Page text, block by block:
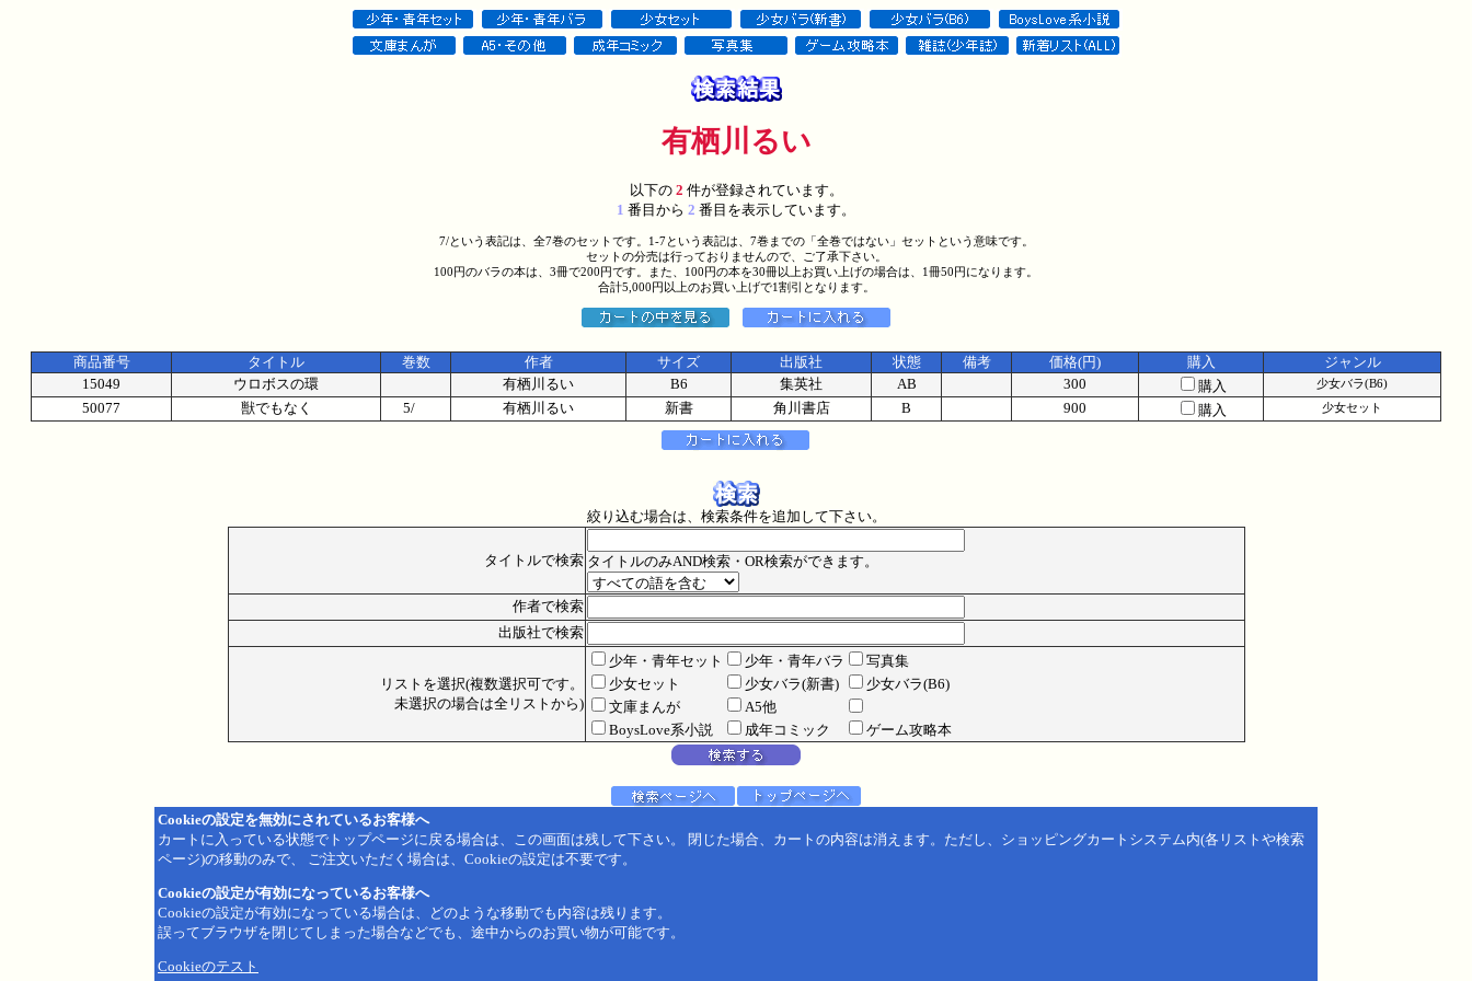
有栖川るい
以下の2 件が登録されています。
1 番目から 2 番目を表示しています。
7/という表記は、全7巻のセットです。1-7という表記は、7巻までの「全巻ではない」セットという意味です。
セットの分売は行っておりませんので、ご了承下さい。
100円のバラの本は、3冊で200円です。また、100円の本を30冊以上お買い上げの場合は、1冊50円になります。
合計5,000円以上のお買い上げで1割引となります。
商品番号 タイトル 巻数 作者 サイズ 出版社 状態 備考 価格(円) 購入
ジャンル
15049
ウロボスの環 有栖川るい B6 集英社 AB 300 購入 少女バラ(B6)
50077 獣でもなく 5/ 有栖川るい 新書 角川書店 B 900 購入 少女セット
絞り込む場合は、検索条件を追加して下さい。
タイトルで検索 タイトルのみAND検索・OR検索ができます。
作者で検索
出版社で検索
リストを選択(複数選択可です。
未選択の場合は全リストから)
少年・青年セット 少年・青年バラ
写真集
少女セット
少女バラ(新書)
少女バラ(B6)
文庫まんが
A5他
BoysLove系小説
成年コミック ゲーム攻略本
Cookieの設定を無効にされているお客様へ
カートに入っている状態でトップページに戻る場合は、この画面は残して下さい。 閉じた場合、カートの内容は消えます。ただし、ショッピングカートシステム内(各リストや検索
ページ)の移動のみで、 ご注文いただく場合は、Cookieの設定は不要です。
Cookieの設定が有効になっているお客様へ
Cookieの設定が有効になっている場合は、どのような移動でも内容は残ります。
誤ってブラウザを閉じてしまった場合などでも、途中からのお買い物が可能です。
Cookieのテスト